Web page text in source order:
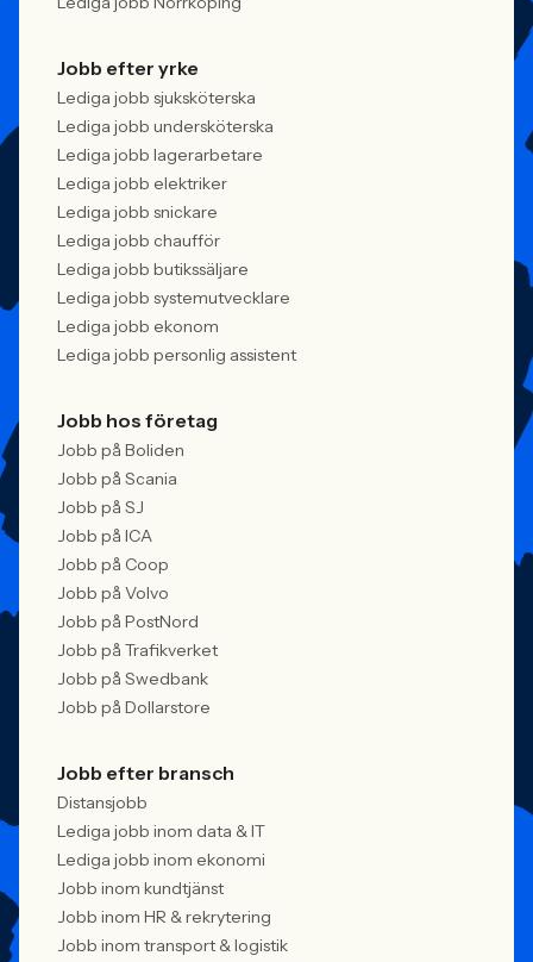
Jobb efter yrke
Lediga jobb sjuksköterska
Lediga jobb undersköterska
Lediga jobb lagerarbetare
Lediga jobb elektriker
Lediga jobb snickare
Lediga jobb chaufför
Lediga jobb butikssäljare
Lediga jobb systemutvecklare
Lediga jobb ekonom
Lediga jobb personlig assistent
Jobb hos företag
Jobb på Boliden
Jobb på Scania
Jobb på SJ
Jobb på ICA
Jobb på Coop
Jobb på Volvo
Jobb på PostNord
Jobb på Trafikverket
Jobb på Swedbank
Jobb på Dollarstore
Jobb efter bransch
Distansjobb
Lediga jobb inom data & IT
Lediga jobb inom ekonomi
Jobb inom kundtjänst
Jobb inom HR & rekrytering
Jobb inom transport & logistik